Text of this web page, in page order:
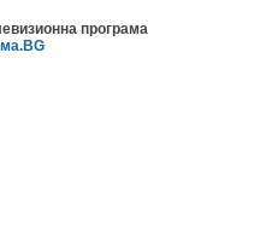
програма